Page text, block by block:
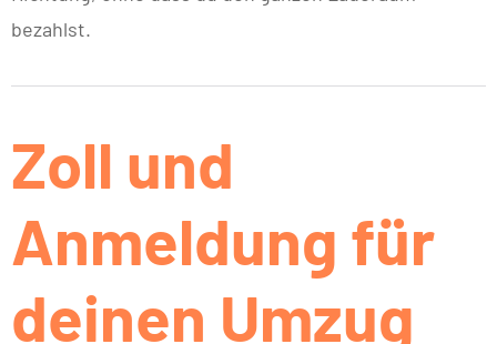
bezahlst.
Zoll und
Anmeldung für
deinen Umzug